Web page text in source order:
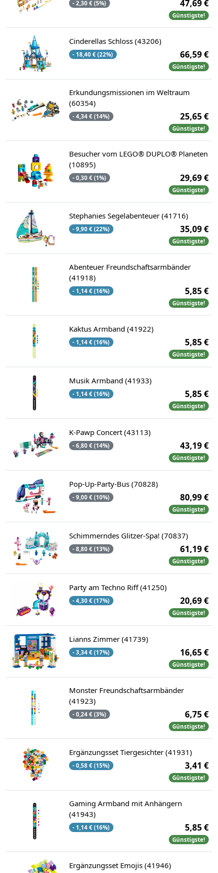
- 2,30 € (5%) 47,69 €
Günstigste!
Cinderellas Schloss (43206)
- 18,40 € (22%) 66,59 €
Günstigste!
Erkundungsmissionen im Weltraum
(60354)
- 4,34 € (14%) 25,65 €
Günstigste!
Besucher vom LEGO® DUPLO® Planeten
(10895)
- 0,30 € (1%) 29,69 €
Günstigste!
Stephanies Segelabenteuer (41716)
- 9,90 € (22%) 35,09 €
Günstigste!
Abenteuer Freundschaftsarmbänder
(41918)
- 1,14 € (16%) 5,85 €
Günstigste!
Kaktus Armband (41922)
- 1,14 € (16%) 5,85 €
Günstigste!
Musik Armband (41933)
- 1,14 € (16%) 5,85 €
Günstigste!
K-Pawp Concert (43113)
- 6,80 € (14%) 43,19 €
Günstigste!
Pop-Up-Party-Bus (70828)
- 9,00 € (10%) 80,99 €
Günstigste!
Schimmerndes Glitzer-Spa! (70837)
- 8,80 € (13%) 61,19 €
Günstigste!
Party am Techno Riff (41250)
- 4,30 € (17%) 20,69 €
Günstigste!
Lianns Zimmer (41739)
- 3,34 € (17%) 16,65 €
Günstigste!
Monster Freundschaftsarmbänder
(41923)
- 0,24 € (3%) 6,75 €
Günstigste!
Ergänzungsset Tiergesichter (41931)
- 0,58 € (15%) 3,41 €
Günstigste!
Gaming Armband mit Anhängern
(41943)
- 1,14 € (16%) 5,85 €
Günstigste!
Ergänzungsset Emojis (41946)